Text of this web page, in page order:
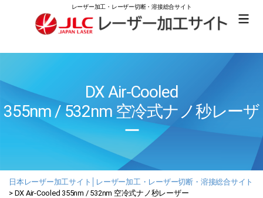
レーザー加工・レーザー切断・溶接総合サイト
本
ザ
ー
加
工
サ
ト
│
レ
ー
DX Air-Cooled
355nm / 532nm 空冷式ナノ秒レーザ
ー
日本レーザー加工サイト│レーザー加工・レーザー切断・溶接総合サイト
> DX Air-Cooled 355nm / 532nm 空冷式ナノ秒レーザー